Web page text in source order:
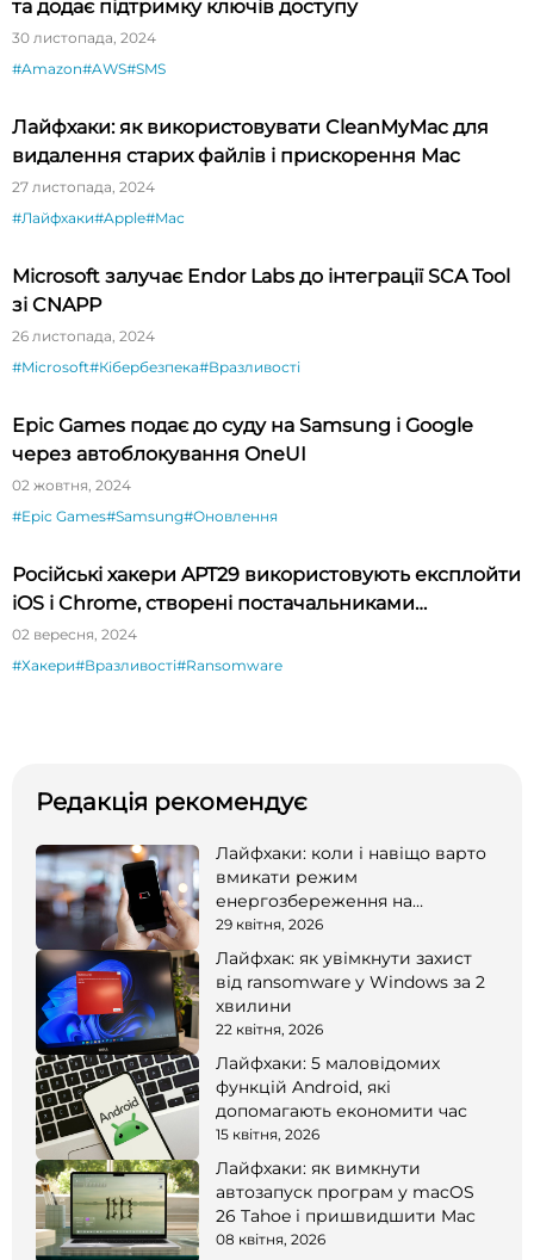
та додає підтримку ключів доступу
30 листопада, 2024
#Amazon#AWS#SMS
Лайфхаки: як використовувати CleanMyMac для
видалення старих файлів і прискорення Mac
27 листопада, 2024
#Лайфхаки#Apple#Mac
Microsoft залучає Endor Labs до інтеграції SCA Tool
зі CNAPP
26 листопада, 2024
#Microsoft#Кібербезпека#Вразливості
Epic Games подає до суду на Samsung і Google
через автоблокування OneUI
02 жовтня, 2024
#Epic Games#Samsung#Оновлення
Російські хакери APT29 використовують експлойти
iOS і Chrome, створені постачальниками
шпигунського ПЗ
02 вересня, 2024
#Хакери#Вразливості#Ransomware
Редакція рекомендує
Лайфхаки: коли і навіщо варто
вмикати режим
енергозбереження на
смартфоні
29 квітня, 2026
Лайфхак: як увімкнути захист
від ransomware у Windows за 2
хвилини
22 квітня, 2026
Лайфхаки: 5 маловідомих
функцій Android, які
допомагають економити час
15 квітня, 2026
Лайфхаки: як вимкнути
автозапуск програм у macOS
26 Tahoe і пришвидшити Mac
08 квітня, 2026